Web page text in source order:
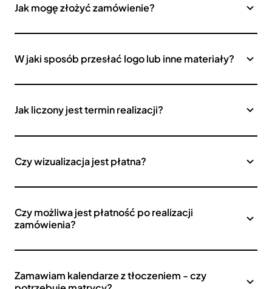
Jak mogę złożyć zamówienie?
W jaki sposób przesłać logo lub inne materiały?
Jak liczony jest termin realizacji?
Czy wizualizacja jest płatna?
Czy możliwa jest płatność po realizacji
zamówienia?
Zamawiam kalendarze z tłoczeniem - czy